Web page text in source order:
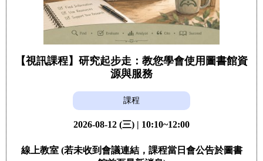
【視訊課程】研究起步走：教您學會使用圖書館資
源與服務
課程
2026-08-12 (三) | 10:10~12:00
線上教室 (若未收到會議連結，課程當日會公告於圖書